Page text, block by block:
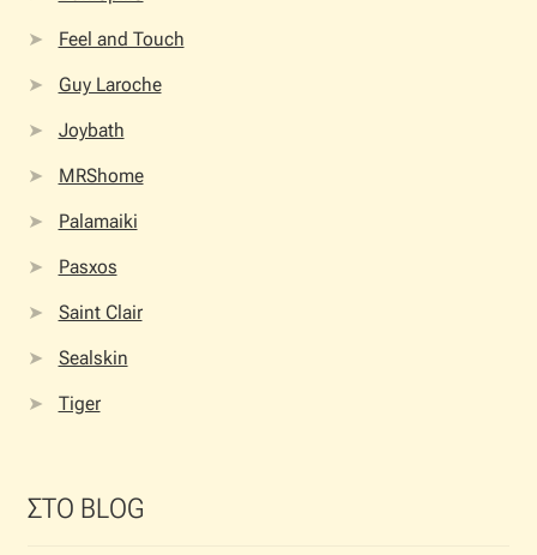
Feel and Touch
Guy Laroche
Joybath
MRShome
Palamaiki
Pasxos
Saint Clair
Sealskin
Tiger
ΣΤΟ BLOG